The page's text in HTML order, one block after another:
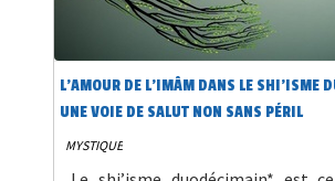
L’AMOUR DE L’IMÂM DANS LE SHI’ISME
UNE VOIE DE SALUT NON SANS PÉRIL
MYSTIQUE